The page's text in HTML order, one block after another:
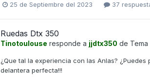
25 de Septiembre del 2023 37
Ruedas Dtx 350
Tinotoulouse responde a jjdtx350 de Tema
¿Que tal la experiencia con las Anlas?
delantera perfecta!!!